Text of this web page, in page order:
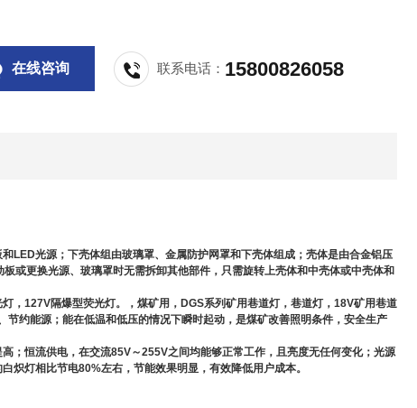
在线咨询 联系电话： 15800826058
LED光源；下壳体组由玻璃罩、金属防护网罩和下壳体组成；壳体是由合金铝压
或更换光源、玻璃罩时无需拆卸其他部件，只需旋转上壳体和中壳体或中壳体和
，127V隔爆型荧光灯。 ，煤矿用 ，DGS系列矿用巷道灯， 巷道灯，18V矿用巷道
能源；能在低温和低压的情况下瞬时起动，是煤矿改善照明条件，安全生产
；恒流供电，在交流85V～255V之间均能够正常工作，且亮度无任何变化；光源
炽灯相比节电80%左右，节能效果明显，有效降低用户成本。